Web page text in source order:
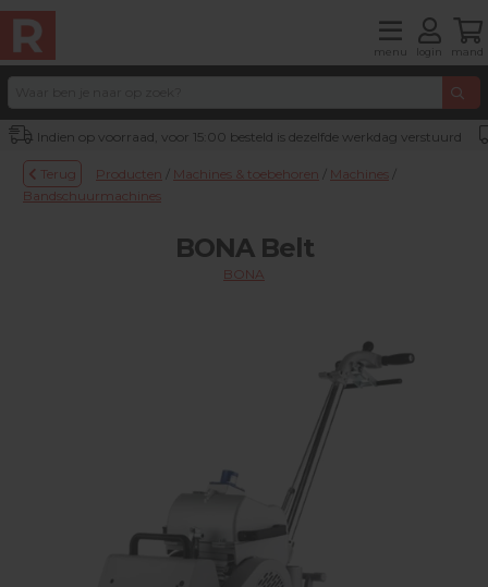
menu login mand
Indien op voorraad, voor 15:00 besteld is dezelfde werkdag verstuurd
Terug Producten / Machines & toebehoren / Machines /
Bandschuurmachines
BONA Belt
BONA